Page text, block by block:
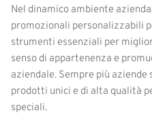
Nel dinamico ambiente
promozionali personalizzabili
strumenti essenziali per
senso di appartenenza e
aziendale. Sempre più
prodotti unici e di alta qualità
speciali.